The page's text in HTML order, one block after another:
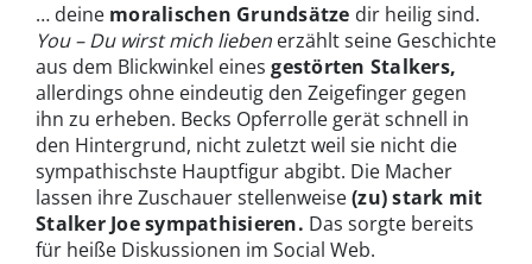
… deine moralischen Grundsätze dir heilig sind.
You – Du wirst mich lieben erzählt seine Geschichte
aus dem Blickwinkel eines gestörten Stalkers,
allerdings ohne eindeutig den Zeigefinger gegen
ihn zu erheben. Becks Opferrolle gerät schnell in
den Hintergrund, nicht zuletzt weil sie nicht die
sympathischste Hauptfigur abgibt. Die Macher
lassen ihre Zuschauer stellenweise(zu) stark mit
Stalker Joe sympathisieren. Das sorgte bereits
für heiße Diskussionen im Social Web.